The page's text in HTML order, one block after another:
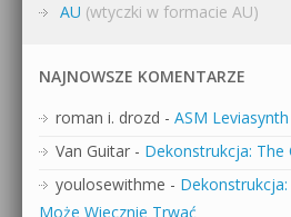
AU (wtyczki w formacie AU)
NAJNOWSZE KOMENTARZE
roman i. drozd - ASM
Van Guitar - Dekonstrukcja: The
youlosewithme -
Może Wiecznie Trwać